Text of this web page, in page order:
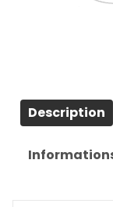
Description